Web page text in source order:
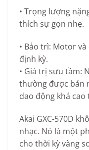
• Trọng lượng
thích sự gọn nhẹ.
• Bảo trì: Motor
định kỳ.
• Giá trị sưu tầm:
thường được bán
dao động khá
Akai GXC-570D
nhạc. Nó là một
cho thời kỳ vàng